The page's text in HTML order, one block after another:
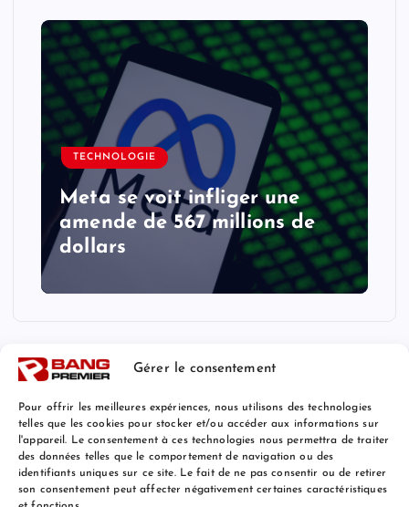
Gérer le consentement
Pour offrir les meilleures expériences, nous utilisons des technologies
telles que les cookies pour stocker et/ou accéder aux informations sur
l'appareil. Le consentement à ces technologies nous permettra de traiter
des données telles que le comportement de navigation ou des
identifiants uniques sur ce site. Le fait de ne pas consentir ou de retirer
son consentement peut affecter négativement certaines caractéristiques
TECHNOLOGIE
Meta se voit infliger une
amende de 567 millions de
dollars
Mentions Légales